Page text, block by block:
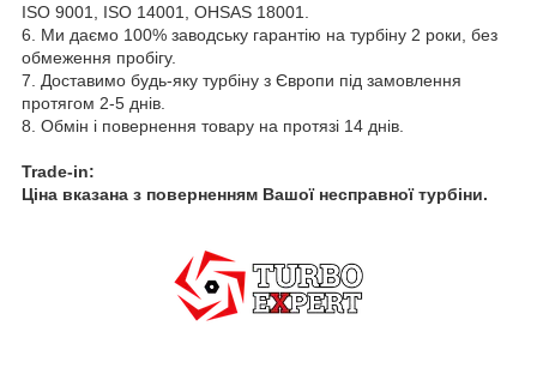
ISO 9001, ISO 14001, OHSAS 18001.
6. Ми даємо 100% заводську гарантію на турбіну 2 роки, без
обмеження пробігу.
7. Доставимо будь-яку турбіну з Європи під замовлення
протягом 2-5 днів.
8. Обмін і повернення товару на протязі 14 днів.
Trade-in:
Ціна вказана з поверненням Вашої несправної турбіни.